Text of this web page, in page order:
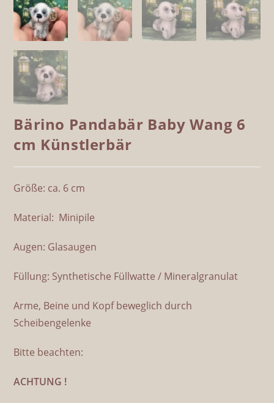
Bärino Pandabär Baby Wang 6
cm Künstlerbär
Größe: ca. 6 cm
Material: Minipile
Augen: Glasaugen
Füllung: Synthetische Füllwatte / Mineralgranulat
Arme, Beine und Kopf beweglich durch
Scheibengelenke
Bitte beachten:
ACHTUNG !